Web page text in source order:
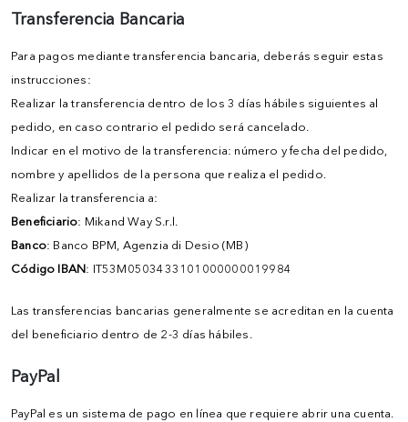
Transferencia Bancaria
Para pagos mediante transferencia bancaria, deberás seguir estas
instrucciones:
Realizar la transferencia dentro de los 3 días hábiles siguientes al
pedido, en caso contrario el pedido será cancelado.
Indicar en el motivo de la transferencia: número y fecha del pedido,
nombre y apellidos de la persona que realiza el pedido.
Realizar la transferencia a:
Beneficiario: Mikand Way S.r.l.
Banco: Banco BPM, Agenzia di Desio (MB)
Código IBAN: IT53M0503433101000000019984
Las transferencias bancarias generalmente se acreditan en la cuenta
del beneficiario dentro de 2-3 días hábiles.
PayPal
PayPal es un sistema de pago en línea que requiere abrir una cuenta.